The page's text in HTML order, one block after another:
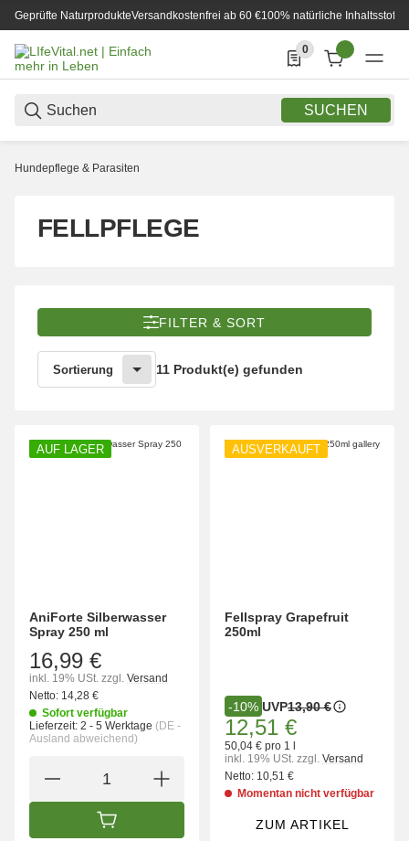
Geprüfte NaturprodukteVersandkostenfrei ab 60 €100% natürliche Inhaltsstoffe
SUCHEN
0
0 Produkte in der
Hundepflege & Parasiten
FELLPFLEGE
FILTER & SORT
Sortierung 11 Produkt(e) gefunden
AUF LAGER
AniForte Silberwasser
Spray 250 ml
16,99 €
inkl. 19% USt. zzgl. Versand
Netto: 14,28 €
Sofort verfügbar
Lieferzeit: 2 - 5 Werktage (DE -
Ausland abweichend)
IN DEN WARENKORB
AUSVERKAUFT
Fellspray Grapefruit
250ml
-10% UVP13,90 €
12,51 €
50,04 € pro 1 l
inkl. 19% USt. zzgl. Versand
Netto: 10,51 €
Momentan nicht verfügbar
ZUM ARTIKEL